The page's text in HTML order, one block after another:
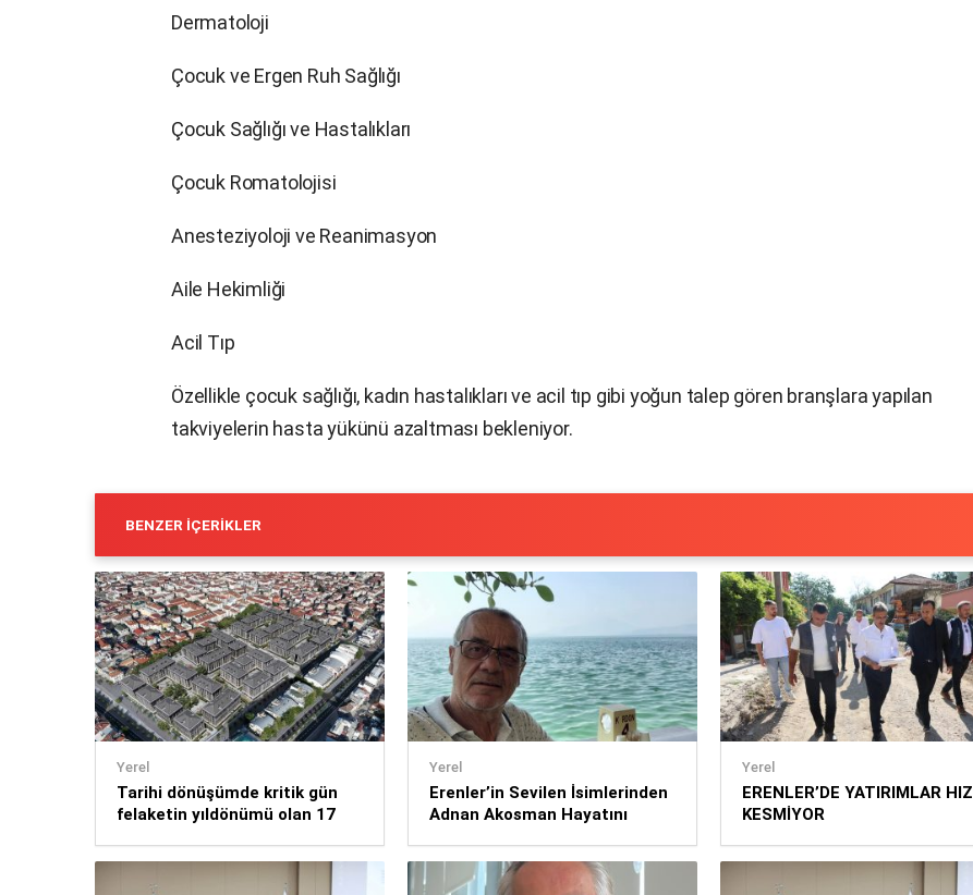
Dermatoloji
Çocuk ve Ergen Ruh Sağlığı
Çocuk Sağlığı ve Hastalıkları
Çocuk Romatolojisi
Anesteziyoloji ve Reanimasyon
Aile Hekimliği
Acil Tıp
Özellikle çocuk sağlığı, kadın hastalıkları ve acil tıp gibi yoğun talep gören branşlara yapılan
takviyelerin hasta yükünü azaltması bekleniyor.
BENZER İÇERIKLER
Yerel
Tarihi dönüşümde kritik gün
felaketin yıldönümü olan 17
Yerel
Erenler’in Sevilen İsimlerinden
Adnan Akosman Hayatını
Yerel
ERENLER’DE YATIRIMLAR HIZ
KESMİYOR